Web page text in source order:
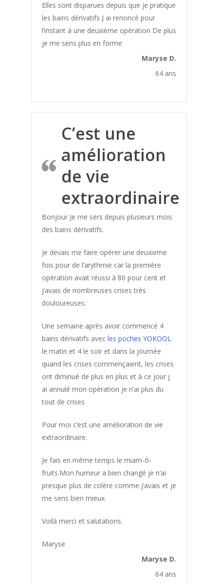
Elles sont disparues depuis que je pratique
les bains dérivatifs J ai renoncé pour
l’instant à une deuxième opération De plus
je me sens plus en forme
Maryse D.
64 ans
C’est une
amélioration
de vie
extraordinaire
Bonjour Je me sers depuis plusieurs mois
des bains dérivatifs.
Je devais me faire opérer une deuxieme
fois pour de l’arythmie car la première
opération avait réussi à 80 pour cent et
j’avais de nombreuses crises très
douloureuses.
Une semaine après avoir commencé 4
bains dérivatifs avec les poches YOKOOL
le matin et 4 le soir et dans la journée
quand les crises commençaient, les crises
ont diminué de plus en plus et à ce jour j
ai annulé mon opération je n’ai plus du
tout de crises
Pour moi c’est une amélioration de vie
extraordinaire.
Je fais en même temps le miam-ô-
fruits.Mon humeur a bien changé je n’ai
presque plus de colère comme j’avais et je
me sens bien mieux.
Voilà merci et salutations.
Maryse
Maryse D.
64 ans
Déposer un
témoignage
Les
Acné
Acouphenes
Affinement taille
Allergie saisonniere
Angine
Arthrose
Bartholinite
Bien etre
Bienfaits Bain Dérivatif
Bonne Forme
Bonne Santé
Bouffées de Chaleur
Calcification
Chaleur
Cheveux
Circulation Sanguine